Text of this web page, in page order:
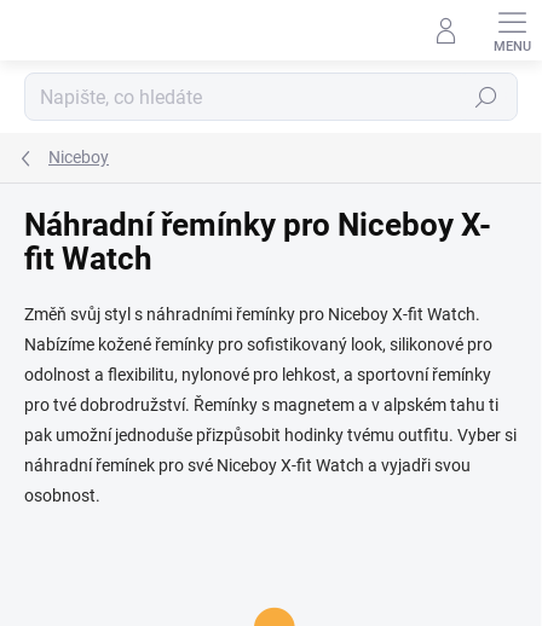
Hledat
Niceboy
Náhradní řemínky pro Niceboy X-
fit Watch
Změň svůj styl s náhradními řemínky pro Niceboy X-fit Watch.
Nabízíme kožené řemínky pro sofistikovaný look, silikonové pro
odolnost a flexibilitu, nylonové pro lehkost, a sportovní řemínky
pro tvé dobrodružství. Řemínky s magnetem a v alpském tahu ti
pak umožní jednoduše přizpůsobit hodinky tvému outfitu. Vyber si
náhradní řemínek pro své Niceboy X-fit Watch a vyjadři svou
osobnost.